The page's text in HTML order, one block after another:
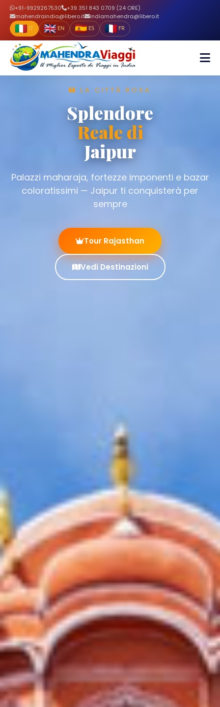
+91-9929267530
+39 351 843 0709 (24 ORE)
mahendraindia@libero.it
indiamahendra@libero.it
IT EN ES FR
🏰 LA CITTÀ ROSA
Splendore
Reale di
Jaipur
Palazzi maharaja, fortezze imponenti e bazar
coloratissimi — Jaipur ti conquisterà per
sempre
Tour Rajasthan
Vedi Destinazioni